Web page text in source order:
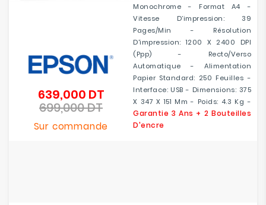
Monochrome - Format A4 -
Vitesse D’impression: 39
Pages/min - Résolution
D'impression: 1200 X 2400 DPI
(ppp) - Recto/verso
Automatique - Alimentation
Papier Standard: 250 Feuilles -
Interface: USB - Dimensions: 375‎
X 347 X 151 Mm - Poids: 4.3 Kg -
Garantie 3 Ans + 2 Bouteilles
D'encre
639,000 DTPrix
699,000 DTPrix
Sur commande